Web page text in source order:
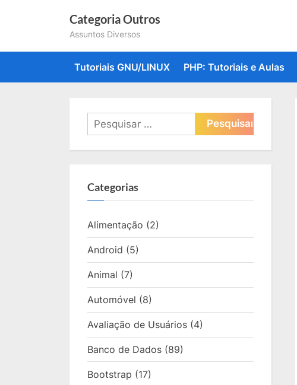
Categoria Outros
Assuntos Diversos
Tutoriais GNU/LINUX PHP: Tutoriais e Aulas
Pesquisar
por:
Categorias
Alimentação (2)
Android (5)
Animal (7)
Automóvel (8)
Avaliação de Usuários (4)
Banco de Dados (89)
Bootstrap (17)